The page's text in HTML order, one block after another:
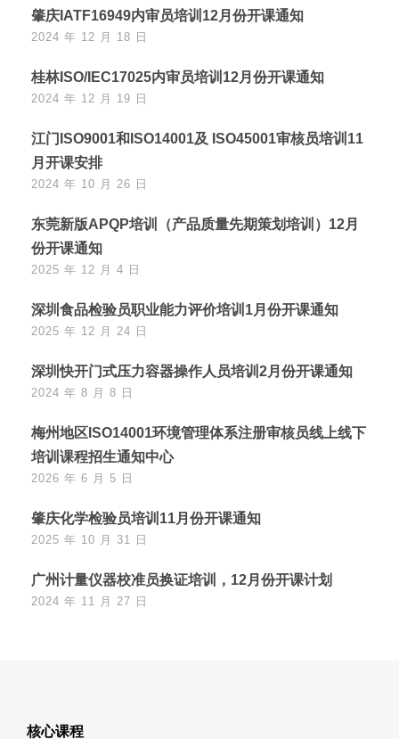
肇庆IATF16949内审员培训12月份开课通知
2024 年 12 月 18 日
桂林ISO/IEC17025内审员培训12月份开课通知
2024 年 12 月 19 日
江门ISO9001和ISO14001及 ISO45001审核员培训11
月开课安排
2024 年 10 月 26 日
东莞新版APQP培训（产品质量先期策划培训）12月
份开课通知
2025 年 12 月 4 日
深圳食品检验员职业能力评价培训1月份开课通知
2025 年 12 月 24 日
深圳快开门式压力容器操作人员培训2月份开课通知
2024 年 8 月 8 日
梅州地区ISO14001环境管理体系注册审核员线上线下
培训课程招生通知中心
2026 年 6 月 5 日
肇庆化学检验员培训11月份开课通知
2025 年 10 月 31 日
广州计量仪器校准员换证培训，12月份开课计划
2024 年 11 月 27 日
核心课程